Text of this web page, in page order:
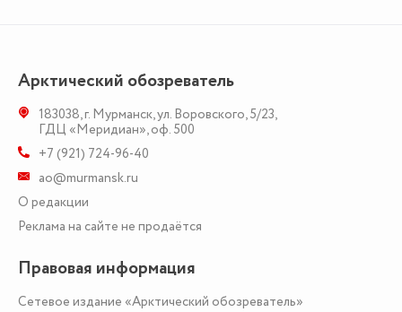
Арктический обозреватель
183038,г. Мурманск,ул. Воровского, 5/23,
ГДЦ «Меридиан», оф. 500
+7 (921) 724-96-40
ao@murmansk.ru
О редакции
Реклама на сайте не продаётся
Правовая информация
Сетевое издание «Арктический обозреватель»